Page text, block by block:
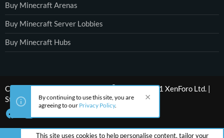
Buy Minecraft Arenas
Buy Minecraft Server Lobbies
Buy Minecraft Hubs
Community platform by XenForo® © 2010-2021 XenForo Ltd. |
Style by ThemeHouse
By continuing to use this site, you are
agreeing to our Privacy Policy.
This site uses cookies to help personalise content, tailor your